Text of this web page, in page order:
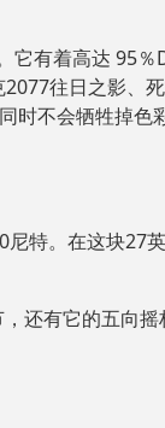
它有着高达 95％
往日之影、
时不会牺牲掉色
尼特。在这块27
还有它的五向